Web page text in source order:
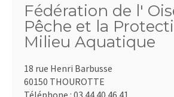
Fédération de l'
Pêche et la
Milieu Aquatique
18 rue Henri Barbusse
60150 THOUROTTE
Téléphone : 03.44.40.46.41